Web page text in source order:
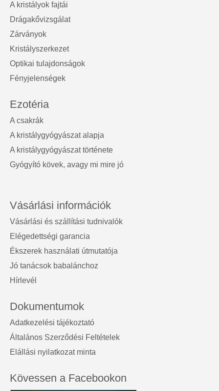
A kristályok fajtái
Drágakővizsgálat
Zárványok
Kristályszerkezet
Optikai tulajdonságok
Fényjelenségek
Ezotéria
A csakrák
A kristálygyógyászat alapja
A kristálygyógyászat története
Gyógyító kövek, avagy mi mire jó
Vásárlási információk
Vásárlási és szállítási tudnivalók
Elégedettségi garancia
Ékszerek használati útmutatója
Jó tanácsok babalánchoz
Hírlevél
Dokumentumok
Adatkezelési tájékoztató
Általános Szerződési Feltételek
Elállási nyilatkozat minta
Kövessen a Facebookon